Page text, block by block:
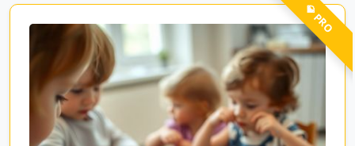
💎 PRO